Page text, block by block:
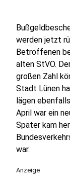
werden jetzt
Betroffenen
alten StVO.
großen Zahl
Stadt Lünen
lägen
April war ein
Später kam
war.
Anzeige